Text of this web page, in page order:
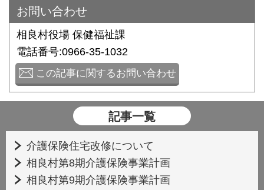
お問い合わせ
相良村役場 保健福祉課
電話番号:0966-35-1032
この記事に関するお問い合わせ
記事一覧
介護保険住宅改修について
相良村第8期介護保険事業計画
相良村第9期介護保険事業計画